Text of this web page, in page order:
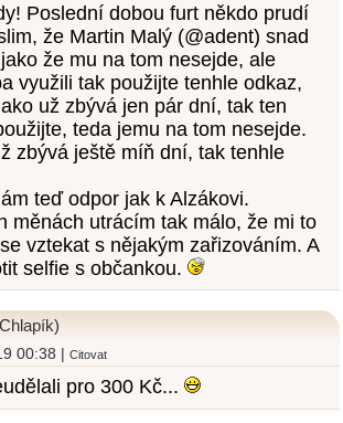
Poslední dobou furt někdo prudí
že Martin Malý (@adent) snad
že mu na tom nesejde, ale
využili tak použijte tenhle odkaz,
už zbývá jen pár dní, tak ten
teda jemu na tom nesejde.
zbývá ještě míň dní, tak tenhle
teď odpor jak k Alzákovi.
měnách utrácím tak málo, že mi to
vztekat s nějakým zařizováním. A
selfie s občankou.
00:38 |Citovat
pro 300 Kč...